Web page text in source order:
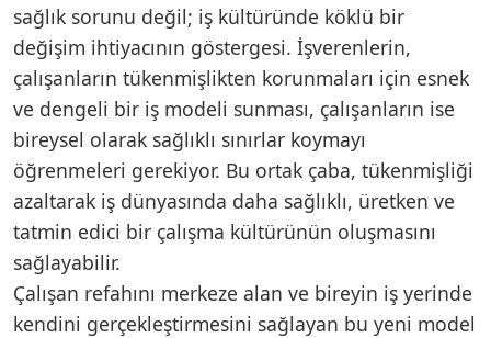
sağlık sorunu değil; iş kültüründe köklü bir
değişim ihtiyacının göstergesi. İşverenlerin,
çalışanların tükenmişlikten korunmaları için esnek
ve dengeli bir iş modeli sunması, çalışanların ise
bireysel olarak sağlıklı sınırlar koymayı
öğrenmeleri gerekiyor. Bu ortak çaba, tükenmişliği
azaltarak iş dünyasında daha sağlıklı, üretken ve
tatmin edici bir çalışma kültürünün oluşmasını
sağlayabilir.
Çalışan refahını merkeze alan ve bireyin iş yerinde
kendini gerçekleştirmesini sağlayan bu yeni model